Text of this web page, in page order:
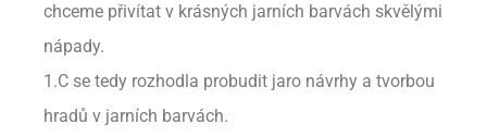
chceme přivítat v krásných jarních barvách skvělými
nápady.
1.C se tedy rozhodla probudit jaro návrhy a tvorbou
hradů v jarních barvách.